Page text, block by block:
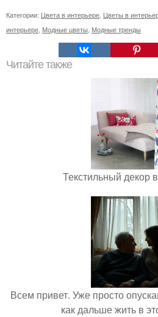
Категории: Цвета в интерьере Цветы в
интерьере Модные цветы Модные тренды
Читайте также
Текстильный декор
Всем привет. Уже просто
как дальше жить в